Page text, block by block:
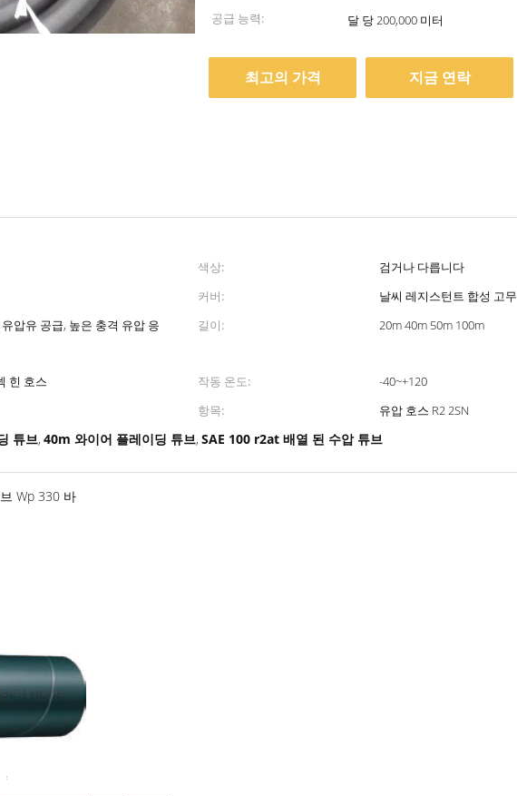
공급 능력:
달 당 200,000 미터
최고의 가격 지금 연락
색상:
검거나 다릅니다
커버:
날씨 레지스턴트 합성 고무
압유 공급, 높은 충격 유압 응
길이: 20m 40m 50m 100m
힌 호스 작동 온도:
-40~+120
항목:
유압 호스 R2 2SN
튜브, 40m 와이어 플레이딩 튜브, SAE 100 r2at 배열 된 수압 튜브
Wp 330 바